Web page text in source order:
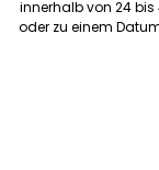
innerhalb von 24 bis
oder zu einem